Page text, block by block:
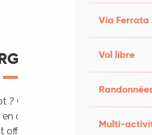
Via Ferrata
Vol libre
Multi-
Chez l’habitant, dans une
camping, ou dans un hôtel
offre des hébergements